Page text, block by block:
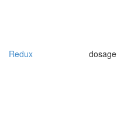
Redux dosage